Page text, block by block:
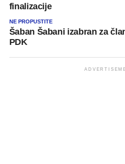
finalizacije
NE PROPUSTITE
Šaban Šabani izabran za
PDK